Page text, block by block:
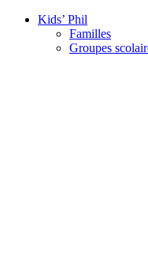
Kids’ Phil
Familles
Groupes